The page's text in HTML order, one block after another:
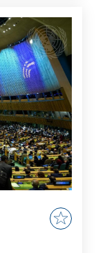
Frage,
dem Ernst